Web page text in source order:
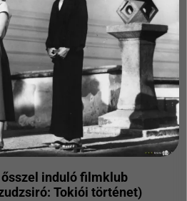
induló filmklub
Tokiói történet)